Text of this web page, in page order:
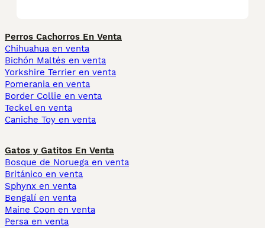
Perros Cachorros En Venta
Chihuahua en venta
Bichón Maltés en venta
Yorkshire Terrier en venta
Pomerania en venta
Border Collie en venta
Teckel en venta
Caniche Toy en venta
Gatos y Gatitos En Venta
Bosque de Noruega en venta
Británico en venta
Sphynx en venta
Bengalí en venta
Maine Coon en venta
Persa en venta